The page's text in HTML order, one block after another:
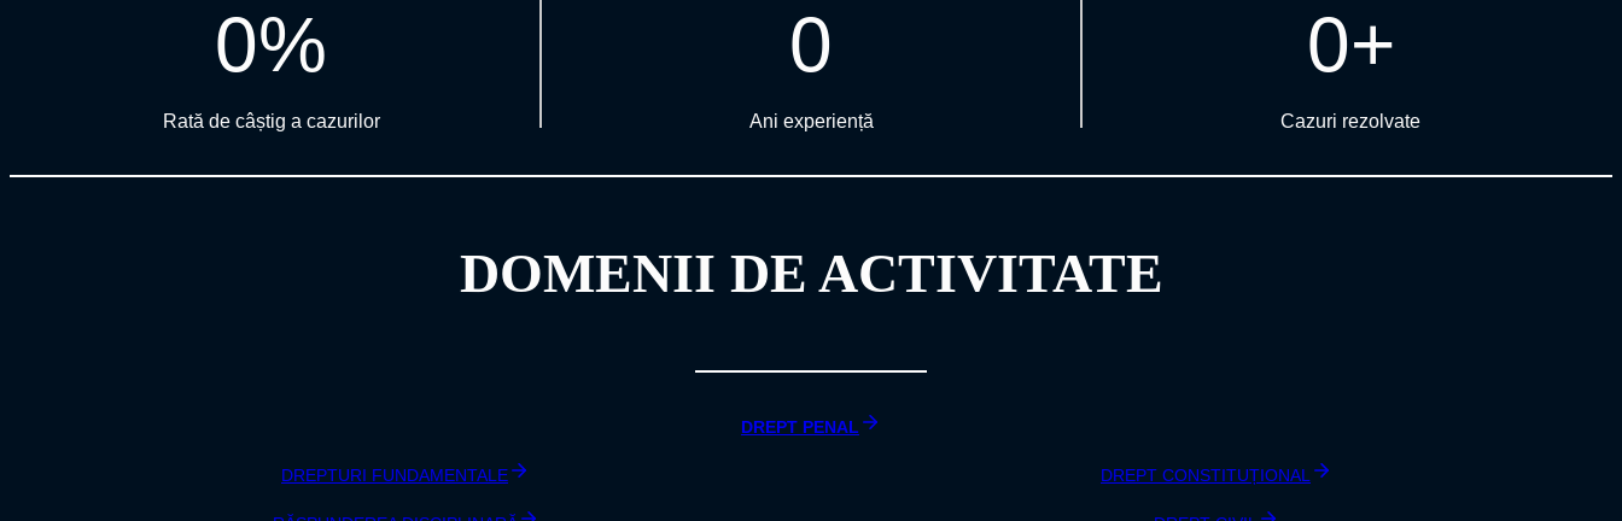
0%
Rată de câștig a cazurilor
0
Ani experiență
0+
Cazuri rezolvate
DOMENII DE ACTIVITATE
DREPT PENAL
DREPTURI FUNDAMENTALE DREPT CONSTITUȚIONAL